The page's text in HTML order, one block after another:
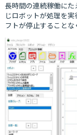
長時間の連続稼働に
じロボットが処理を
フトが停止することな